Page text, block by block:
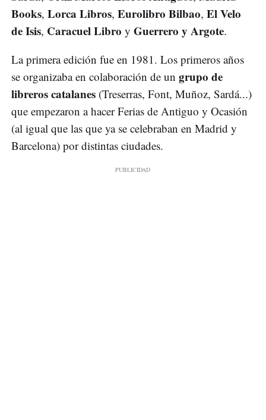
Books, Lorca Libros, Eurolibro Bilbao, El Velo
de Isis, Caracuel Libro y Guerrero y Argote.
La primera edición fue en 1981. Los primeros años
se organizaba en colaboración de un grupo de
libreros catalanes (Treserras, Font, Muñoz, Sardá...)
que empezaron a hacer Ferias de Antiguo y Ocasión
(al igual que las que ya se celebraban en Madrid y
Barcelona) por distintas ciudades.